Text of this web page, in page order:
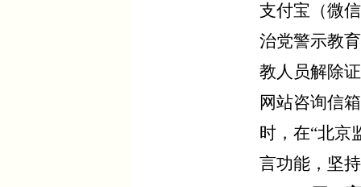
支付宝（微
治党警示教
教人员解除
网站咨询信
时， 在“北京
言功能，坚